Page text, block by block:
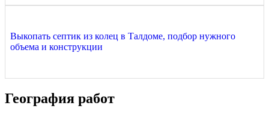
Выкопать септик из колец в Талдоме, подбор нужного
объема и конструкции
География работ